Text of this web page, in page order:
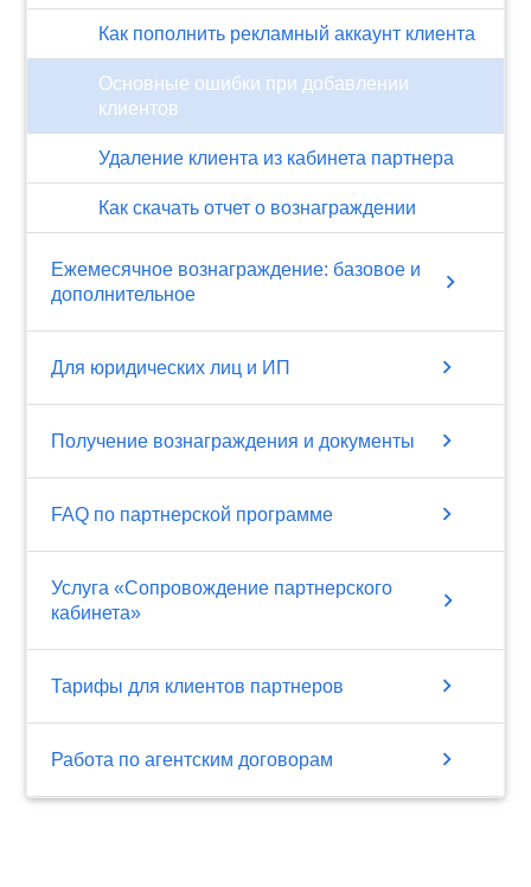
Как пополнить рекламный аккаунт клиента
Основные ошибки при добавлении
клиентов
Удаление клиента из кабинета партнера
Как скачать отчет о вознаграждении
Ежемесячное вознаграждение: базовое и
дополнительное
chevron_right
Для юридических лиц и ИП chevron_right
Получение вознаграждения и документы chevron_right
FAQ по партнерской программе chevron_right
Услуга «Сопровождение партнерского
кабинета»
chevron_right
Тарифы для клиентов партнеров chevron_right
Работа по агентским договорам chevron_right